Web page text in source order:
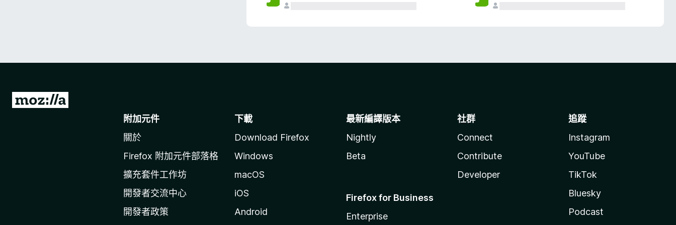
前
附加元件
關於
Firefox 附加元件部落格
擴充套件工作坊
開發者交流中心
開發者政策
下載
Download Firefox
Windows
macOS
iOS
Android
最新編譯版本
Nightly
Beta
Firefox for Business
Enterprise
社群
Connect
Contribute
Developer
追蹤
Instagram
YouTube
TikTok
Bluesky
Podcast